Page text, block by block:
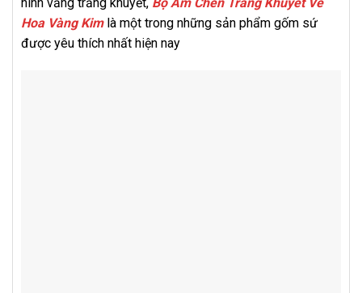
hình vầng trăng khuyết, Bộ Ấm Chén Trăng Khuyết Vẽ
Hoa Vàng Kimlà một trong những sản phẩm gốm sứ
được yêu thích nhất hiện nay